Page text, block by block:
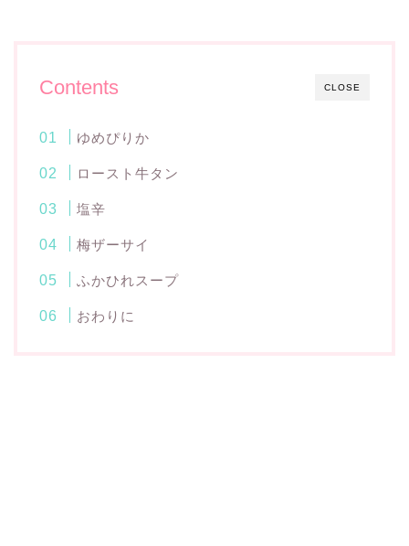
CLOSE
Contents
ゆめぴりか
ロースト牛タン
塩辛
梅ザーサイ
ふかひれスープ
おわりに